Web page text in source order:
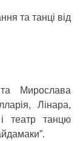
та танці від
Мирослава
Лінара,
театр танцю